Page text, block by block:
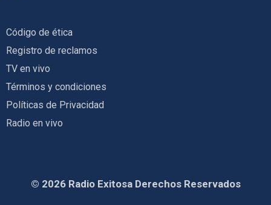
Código de ética
Registro de reclamos
TV en vivo
Términos y condiciones
Políticas de Privacidad
Radio en vivo
© 2026 Radio Exitosa Derechos Reservados